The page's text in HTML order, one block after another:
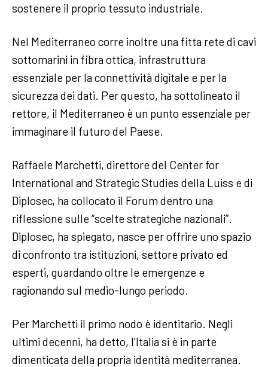
sostenere il proprio tessuto industriale.
Nel Mediterraneo corre inoltre una fitta rete di cavi
sottomarini in fibra ottica, infrastruttura
essenziale per la connettività digitale e per la
sicurezza dei dati. Per questo, ha sottolineato il
rettore, il Mediterraneo è un punto essenziale per
immaginare il futuro del Paese.
Raffaele Marchetti, direttore del Center for
International and Strategic Studies della Luiss e di
Diplosec, ha collocato il Forum dentro una
riflessione sulle “scelte strategiche nazionali”.
Diplosec, ha spiegato, nasce per offrire uno spazio
di confronto tra istituzioni, settore privato ed
esperti, guardando oltre le emergenze e
ragionando sul medio-lungo periodo.
Per Marchetti il primo nodo è identitario. Negli
ultimi decenni, ha detto, l’Italia si è in parte
dimenticata della propria identità mediterranea.